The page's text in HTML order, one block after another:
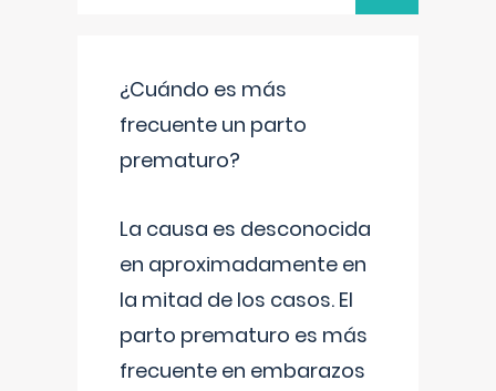
¿Cuándo es más
frecuente un parto
prematuro?
La causa es desconocida
en aproximadamente en
la mitad de los casos. El
parto prematuro es más
frecuente en embarazos